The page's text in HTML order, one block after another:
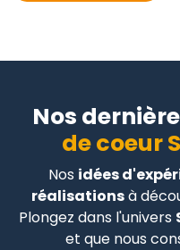
Nos
de coeur
Nos idées
réalisationsà
Plongez dans l'univers
et que nous